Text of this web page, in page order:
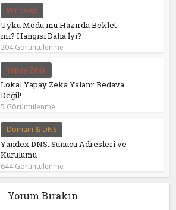
Windows
Uyku Modu mu Hazırda Beklet
mi? Hangisi Daha İyi?
204 Görüntülenme
Yapay Zeka
Lokal Yapay Zeka Yalanı: Bedava
Değil!
5 Görüntülenme
Domain & DNS
Yandex DNS: Sunucu Adresleri ve
Kurulumu
644 Görüntülenme
Yorum Bırakın